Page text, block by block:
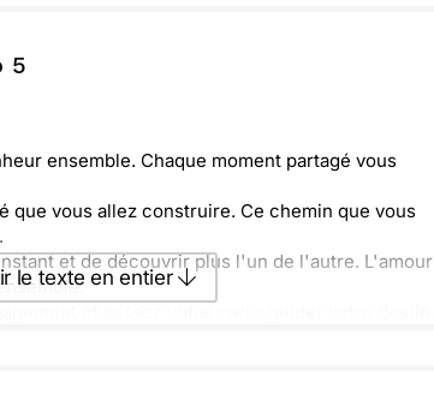
5
ensemble. Chaque moment partagé vous
que vous allez construire. Ce chemin que vous
et de découvrir plus l'un de l'autre. L'amour
le texte en entier